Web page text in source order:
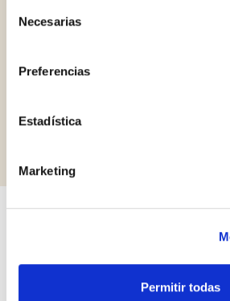
Necesarias
Preferencias
Estadística
Marketing
Permitir todas
Otros productos que
interesarle